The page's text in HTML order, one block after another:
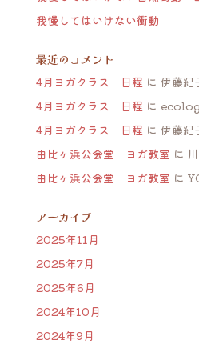
我慢してはいけない衝動
最近のコメント
4月ヨガクラス 日程 に 伊藤紀
4月ヨガクラス 日程 に
4月ヨガクラス 日程 に 伊藤紀
由比ヶ浜公会堂 ヨガ教室 に
由比ヶ浜公会堂 ヨガ教室 に
アーカイブ
2025年11月
2025年7月
2025年6月
2024年10月
2024年9月